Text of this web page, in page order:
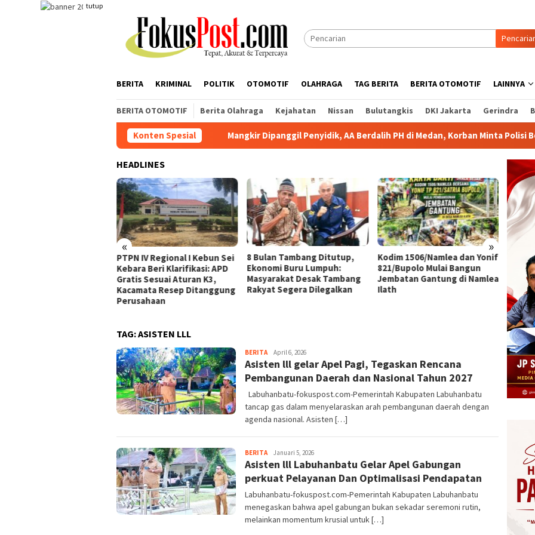
tutup
BERITA KRIMINAL POLITIK OTOMOTIF OLAHRAGA TAG BERITA BERITA OTOMOTIF LAINNYA
BERITA OTOMOTIF Berita Olahraga Kejahatan Nissan Bulutangkis DKI Jakarta Gerindra
Konten Spesial
Mangkir Dipanggil Penyidik, AA Berdalih PH di Medan, Korban Minta Polisi Bertindak Tegas
HEADLINES
« »
PTPN IV Regional I Kebun Sei
Kebara Beri Klarifikasi: APD
Gratis Sesuai Aturan K3,
Kacamata Resep Ditanggung
Perusahaan
8 Bulan Tambang Ditutup,
Ekonomi Buru Lumpuh:
Masyarakat Desak Tambang
Rakyat Segera Dilegalkan
Kodim 1506/Namlea dan Yonif
821/Bupolo Mulai Bangun
Jembatan Gantung di Namlea
Ilath
AA,
TAG:ASISTEN LLL
BERITAHerman.
Damanik
April 6, 2026
Asisten lll gelar Apel Pagi, Tegaskan Rencana
Pembangunan Daerah dan Nasional Tahun 2027
Labuhanbatu-fokuspost.com-Pemerintah Kabupaten Labuhanbatu
tancap gas dalam menyelaraskan arah pembangunan daerah dengan
agenda nasional. Asisten […]
BERITAHerman.
Damanik
Januari 5, 2026
Asisten lll Labuhanbatu Gelar Apel Gabungan
perkuat Pelayanan Dan Optimalisasi Pendapatan
Labuhanbatu-fokuspost.com-Pemerintah Kabupaten Labuhanbatu
menegaskan bahwa apel gabungan bukan sekadar seremoni rutin,
melainkan momentum krusial untuk […]